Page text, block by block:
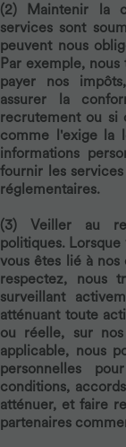
(2) Maintenir la
services sont
peuvent nous
Par exemple,
payer nos
assurer la
recrutement ou si
comme l'exige la
informations
fournir les
réglementaires.
(3) Veiller au
politiques.
vous êtes lié à nos
respectez, nous
surveillant
atténuant toute
ou réelle, sur
applicable, nous
personnelles
conditions,
atténuer, et faire
partenaires